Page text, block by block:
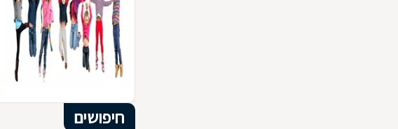
חיפושים